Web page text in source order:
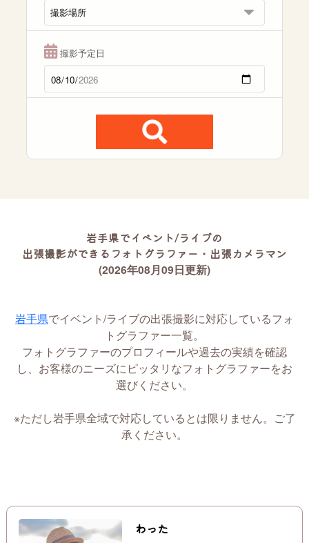
撮影予定日
岩手県でイベント/ライブの
出張撮影ができるフォトグラファー・出張カメラマン
(2026年08月09日更新)
岩手県でイベント/ライブの出張撮影に対応しているフォ
トグラファー一覧。
フォトグラファーのプロフィールや過去の実績を確認
し、お客様のニーズにピッタリなフォトグラファーをお
選びください。
※ただし岩手県全域で対応しているとは限りません。ご了
承ください。
わった